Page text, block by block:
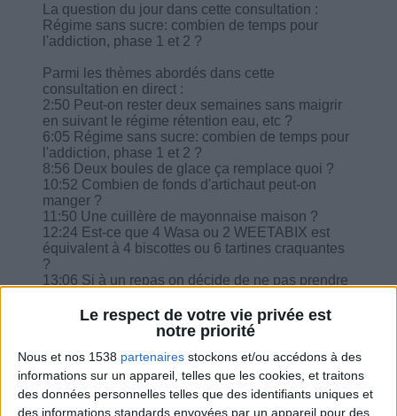
Le respect de votre vie privée est
notre priorité
Nous et nos 1538 partenaires stockons et/ou accédons à des
informations sur un appareil, telles que les cookies, et traitons
des données personnelles telles que des identifiants uniques et
des informations standards envoyées par un appareil pour des
La question du jour dans cette consultation :
Régime sans sucre: combien de temps pour
l'addiction, phase 1 et 2 ?
Parmi les thèmes abordés dans cette
consultation en direct :
2:50 Peut-on rester deux semaines sans maigrir
en suivant le régime rétention eau, etc ?
6:05 Régime sans sucre: combien de temps pour
l'addiction, phase 1 et 2 ?
8:56 Deux boules de glace ça remplace quoi ?
10:52 Combien de fonds d'artichaut peut-on
manger ?
11:50 Une cuillère de mayonnaise maison ?
12:24 Est-ce que 4 Wasa ou 2 WEETABIX est
équivalent à 4 biscottes ou 6 tartines craquantes
?
13:06 Si à un repas on décide de ne pas prendre
15:22 Quelle quantité de fromage type
Philadelphia ou St Moret est autorisée pour un
16:23 Sachant que je ne mange ni viande ni
poisson, je mange des œufs, quelle équivalence
je peux faire ? Où trouver dans le tableau de
l'équivalence ?